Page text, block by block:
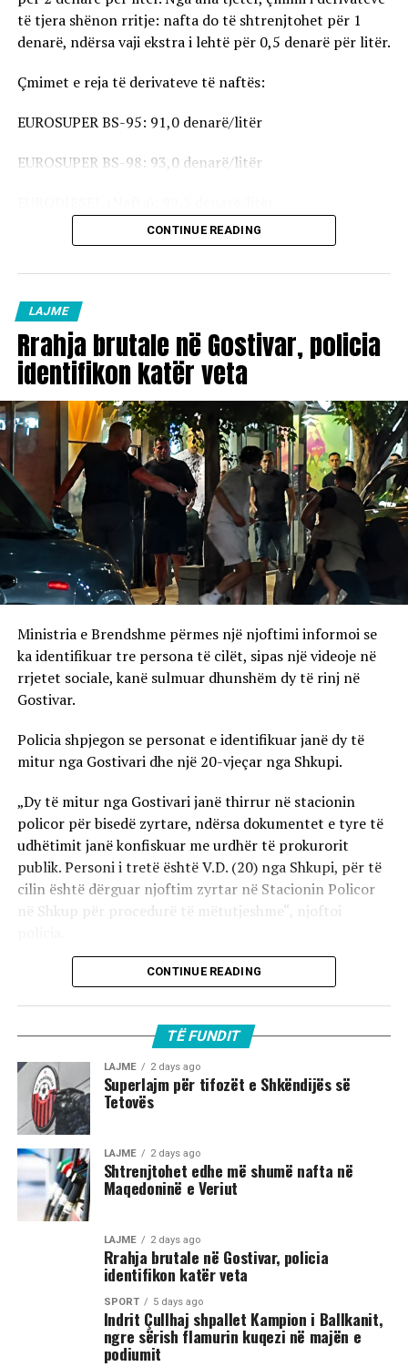
të tjera shënon rritje: nafta do të shtrenjtohet për 1
denarë, ndërsa vaji ekstra i lehtë për 0,5 denarë për litër.
Çmimet e reja të derivateve të naftës:
EUROSUPER BS-95: 91,0 denarë/litër
EUROSUPER BS-98: 93,0 denarë/litër
Vaji ekstra i lehtë (EL-1): 98,5 denarë/litër
vlejnë në të gjitha pikat e karburanteve në vend.
CONTINUE READING
LAJME
Rrahja brutale në Gostivar, policia
identifikon katër veta
Ministria e Brendshme përmes një njoftimi informoi se
ka identifikuar tre persona të cilët, sipas një videoje në
rrjetet sociale, kanë sulmuar dhunshëm dy të rinj në
Gostivar.
Policia shpjegon se personat e identifikuar janë dy të
mitur nga Gostivari dhe një 20-vjeçar nga Shkupi.
„Dy të mitur nga Gostivari janë thirrur në stacionin
policor për bisedë zyrtare, ndërsa dokumentet e tyre të
udhëtimit janë konfiskuar me urdhër të prokurorit
publik. Personi i tretë është V.D. (20) nga Shkupi, për të
cilin është dërguar njoftim zyrtar në Stacionin Policor
në Shkup për procedurë të mëtutjeshme“, njoftoi
Ata theksojnë se ndaj të treve do të zbatohet një
procedurë e përshpejtuar para gjykatës sapo të
autoriteteve, sulmi ka ndodhur në orët e para të
mëngjesit të 2 gushtit në rrugën „Borçe Jovanoski“, ku
dy të rinj janë goditur me mjete dhe shkopinj druri.
Në rrjetet sociale u shfaq një video-incizim shqetësues
nga Gostivari, në të cilin shfaqet një përleshje e ashpër
fizike mes një grupi më të madh të rinjsh.
Sipas informacioneve të publikuara, gjatë rrahjes, njëri
nga djemtë është goditur në pjesën e kokës, pas së cilës
ka rënë në tokë dhe ka mbetur i palëvizshëm.
Përkundër faktit se po shtrihej në rrugë, në incizim
shihet se sulmi ka vazhduar me goditje të shumta ndaj
trupit të tij, gjë që ka shkaktuar reagime dhe dënime të
ashpra në rrjetet sociale.(INA)
CONTINUE READING
TË FUNDIT
LAJME 2 days ago
Superlajm për tifozët e Shkëndijës së
Tetovës
LAJME 2 days ago
Shtrenjtohet edhe më shumë nafta në
Maqedoninë e Veriut
LAJME 2 days ago
Rrahja brutale në Gostivar, policia
identifikon katër veta
SPORT 5 days ago
Indrit Çullhaj shpallet Kampion i Ballkanit,
ngre sërish flamurin kuqezi në majën e
podiumit